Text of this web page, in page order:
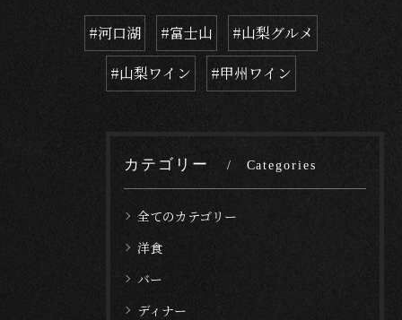
#河口湖 #富士山
#山梨グルメ
#山梨ワイン
#甲州ワイン
カテゴリー Categories
全てのカテゴリー
洋食
バー
ディナー